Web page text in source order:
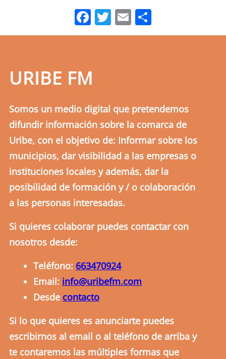
Facebook
Twitter
Email
URIBE FM
Somos un medio digital que pretendemos
difundir información sobre la comarca de
Uribe, con el objetivo de: Informar sobre los
municipios, dar visibilidad a las empresas o
instituciones locales y además, dar la
posibilidad de formación y / o colaboración
a las personas interesadas.
Si quieres colaborar puedes contactar con
nosotros desde:
Teléfono: 663470924
Email: info@uribefm.com
Desde contacto
Si lo que quieres es anunciarte puedes
escribirnos al email o al teléfono de arriba y
te contaremos las múltiples formas que